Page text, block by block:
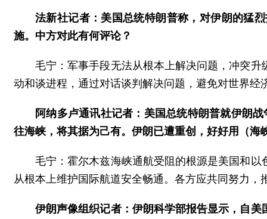
法新社记者：美国总统特朗普称，对伊朗的猛
施。中方对此有何评论？
毛宁：军事手段无法从根本上解决问题，冲突
动和谈进程，通过对话谈判解决问题，避免对世界经
阿纳多卢通讯社记者：美国总统特朗普就伊朗
往海峡，将其据为己有。伊朗已遭重创，好好用（海
毛宁：霍尔木兹海峡通航受阻的根源是美国和
从根本上维护国际航道安全畅通。各方应共同努力
伊朗声像组织记者：伊朗科学部报告显示，自